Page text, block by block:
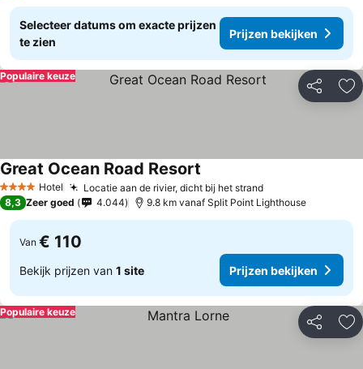
Selecteer datums om exacte prijzen
te zien
Prijzen bekijken
Delen
Populaire keuze
4 SterrenHotel Locatie aan de rivier, dicht bij het strand
Great Ocean Road Resort
8,3 Zeer goed 4.044 9.8 km vanaf Split Point Lighthouse
Van € 110
Bekijk prijzen van 1 site Prijzen bekijken
Delen
Populaire keuze